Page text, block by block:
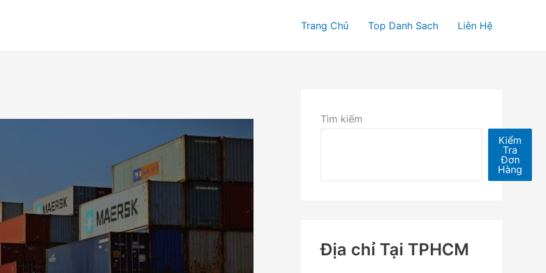
Trang Chủ Top Danh Sach Liên Hệ
Tìm kiếm
Kiểm
Tra
Đơn
Hàng
Địa chỉ Tại TPHCM